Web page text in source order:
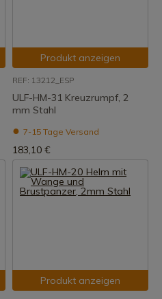
Produkt anzeigen
REF: 13212_ESP
ULF-HM-31 Kreuzrumpf, 2
mm Stahl
7-15 Tage Versand
183,10 €
Produkt anzeigen